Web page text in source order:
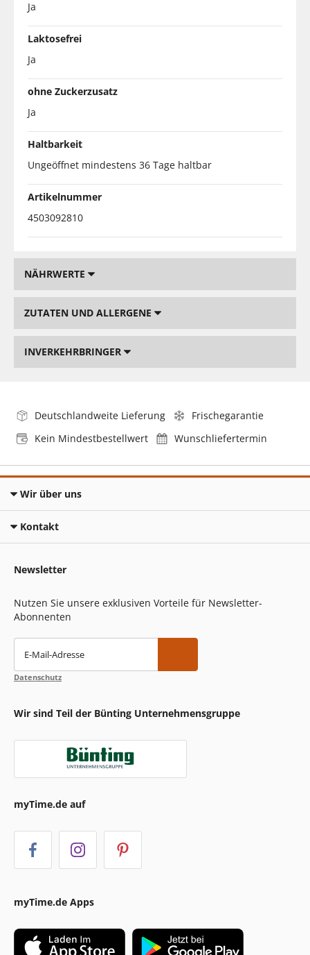
Ja
Laktosefrei
Ja
ohne Zuckerzusatz
Ja
Haltbarkeit
Ungeöffnet mindestens 36 Tage haltbar
Artikelnummer
4503092810
NÄHRWERTE
ZUTATEN UND ALLERGENE
INVERKEHRBRINGER
Deutschlandweite Lieferung
Frischegarantie
Kein Mindestbestellwert
Wunschliefertermin
Wir über uns
Kontakt
Newsletter
Nutzen Sie unsere exklusiven Vorteile für Newsletter-
Abonnenten
E-Mail-Adresse
Datenschutz
Wir sind Teil der Bünting Unternehmensgruppe
myTime.de auf
myTime.de Apps